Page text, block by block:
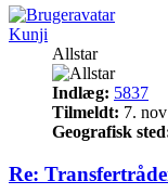
Kunji
Allstar
Indlæg: 5837
Tilmeldt: 7.
Geografisk
Re: